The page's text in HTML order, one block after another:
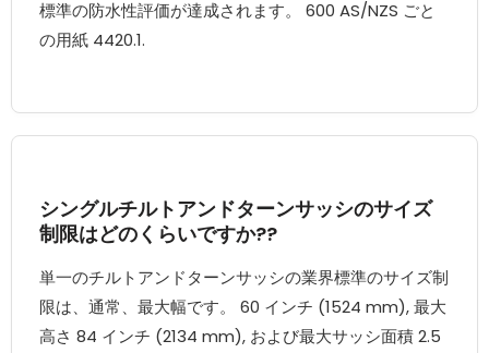
標準の防水性評価が達成されます。 600 AS/NZS ごと
の用紙 4420.1.
シングルチルトアンドターンサッシのサイズ
制限はどのくらいですか??
単一のチルトアンドターンサッシの業界標準のサイズ制
限は、通常、最大幅です。 60 インチ (1524 mm), 最大
高さ 84 インチ (2134 mm), および最大サッシ面積 2.5